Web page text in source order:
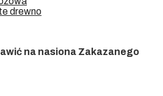
drewno
na nasiona Zakazanego